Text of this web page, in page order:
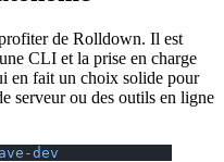
de Rolldown. Il est
CLI et la prise en charge
en fait un choix solide pour
serveur ou des outils en ligne
dev